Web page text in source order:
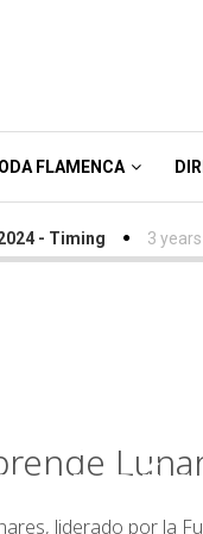
FLAMENCA
3 years ago -
liderado por la